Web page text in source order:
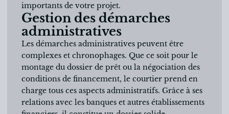
importants de votre projet.
Gestion des démarches
administratives
Les démarches administratives peuvent être
complexes et chronophages. Que ce soit pour le
montage du dossier de prêt ou la négociation des
conditions de financement, le courtier prend en
charge tous ces aspects administratifs. Grâce à ses
relations avec les banques et autres établissements